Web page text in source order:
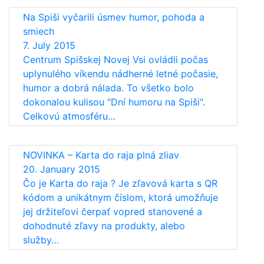
Na Spiši vyčarili úsmev humor, pohoda a
smiech
7. July 2015
Centrum Spišskej Novej Vsi ovládli počas
uplynulého víkendu nádherné letné počasie,
humor a dobrá nálada. To všetko bolo
dokonalou kulisou "Dní humoru na Spiši".
Celkovú atmosféru…
NOVINKA – Karta do raja plná zliav
20. January 2015
Čo je Karta do raja ? Je zľavová karta s QR
kódom a unikátnym číslom, ktorá umožňuje
jej držiteľovi čerpať vopred stanovené a
dohodnuté zľavy na produkty, alebo
služby…